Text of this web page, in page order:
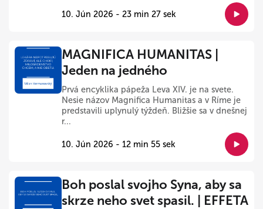
10. Jún 2026 - 23 min 27 sek
MAGNIFICA HUMANITAS |
Jeden na jedného
Prvá encyklika pápeža Leva XIV. je na svete.
Nesie názov Magnifica Humanitas a v Ríme je
predstavili uplynulý týždeň. Bližšie sa v dnešnej
r...
10. Jún 2026 - 12 min 55 sek
Boh poslal svojho Syna, aby sa
skrze neho svet spasil. | EFFETA